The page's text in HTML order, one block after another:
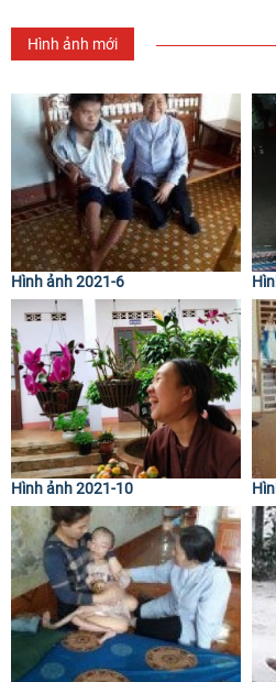
Hình ảnh mới
Hình ảnh 2021-6
Hình ảnh 2021-10